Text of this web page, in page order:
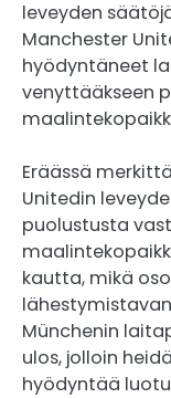
leveyden
Manchester
hyödyntäneet
venyttääkseen
Eräässä
Unitedin
puolustusta
kautta, mikä
Münchenin
ulos, jolloin
hyödyntää